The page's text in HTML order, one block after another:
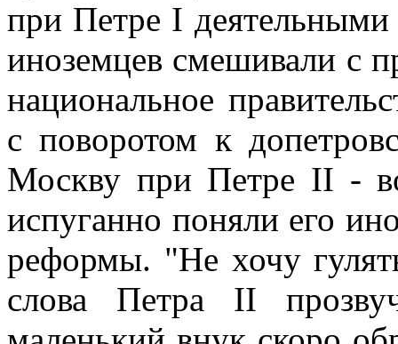
при Петре I деятельными
иноземцев смешивали с
национальное
с поворотом к
Москву при Петре II -
испуганно поняли его
реформы. "Не хочу
слова Петра II